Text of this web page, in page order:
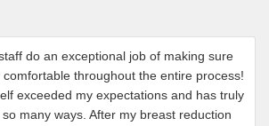
do an exceptional job of making sure
throughout the entire process!
exceeded my expectations and has truly
many ways. After my breast reduction